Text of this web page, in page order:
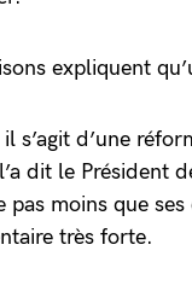
expliquent
il s’agit d’une
dit le Président
pas moins que
très forte.